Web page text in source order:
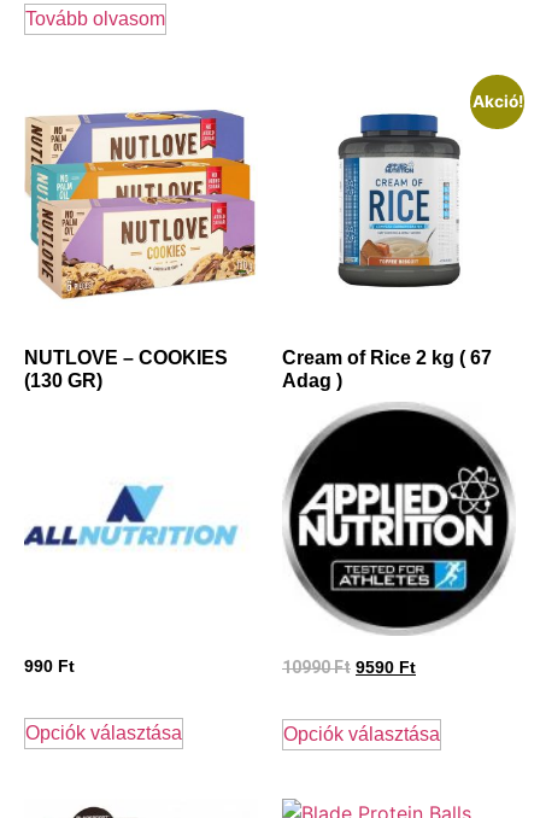
Tovább olvasom
NUTLOVE – COOKIES
(130 GR)
990 Ft
Opciók választása
Akció!
Cream of Rice 2 kg ( 67
Adag )
10990Ft 9590 Ft
Opciók választása